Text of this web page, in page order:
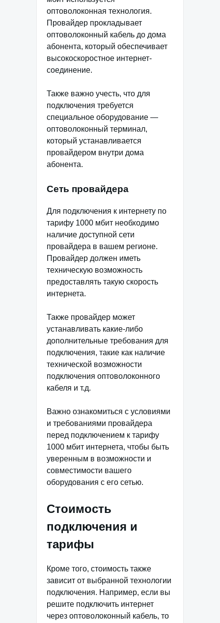
оптоволоконная технология.
Провайдер прокладывает
оптоволоконный кабель до дома
абонента, который обеспечивает
высокоскоростное интернет-
соединение.
Также важно учесть, что для
подключения требуется
специальное оборудование —
оптоволоконный терминал,
который устанавливается
провайдером внутри дома
абонента.
Сеть провайдера
Для подключения к интернету по
тарифу 1000 мбит необходимо
наличие доступной сети
провайдера в вашем регионе.
Провайдер должен иметь
техническую возможность
предоставлять такую скорость
интернета.
Также провайдер может
устанавливать какие-либо
дополнительные требования для
подключения, такие как наличие
технической возможности
подключения оптоволоконного
кабеля и т.д.
Важно ознакомиться с условиями
и требованиями провайдера
перед подключением к тарифу
1000 мбит интернета, чтобы быть
уверенным в возможности и
совместимости вашего
оборудования с его сетью.
Стоимость
подключения и
тарифы
Кроме того, стоимость также
зависит от выбранной технологии
подключения. Например, если вы
решите подключить интернет
через оптоволоконный кабель, то